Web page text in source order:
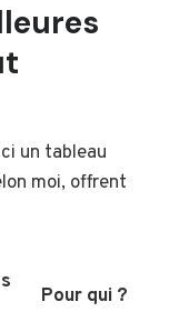
un tableau
moi, offrent
Pour qui ?